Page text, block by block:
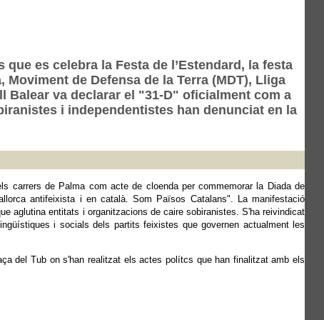
es celebra la Festa de l’Estendard, la festa
de Defensa de la Terra (MDT), Lliga
Balear va declarar el "31-D" oficialment com a
i independentistes han denunciat en la
carrers de Palma com acte de cloenda per commemorar la Diada de
antifeixista i en català. Som Països Catalans". La manifestació
aglutina entitats i organitzacions de caire sobiranistes. S'ha reivindicat
i socials dels partits feixistes que governen actualment les
del Tub on s'han realitzat els actes polítcs que han finalitzat amb els